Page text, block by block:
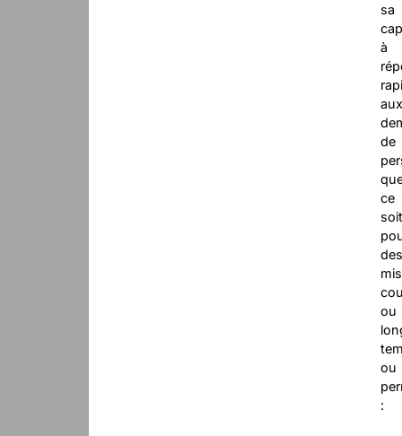
sa
à
aux
de
ce
soit
des
ou
ou
: